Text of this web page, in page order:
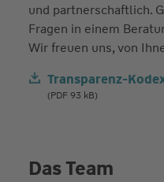
und partnerschaftlich.
Fragen in einem
Wir freuen uns, von
Transparenz-
(PDF 93 kB)
Das Team